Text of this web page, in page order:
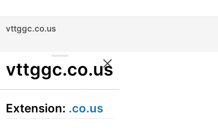
vttggc.co.us
vttggc.co.us
Extension: .co.us